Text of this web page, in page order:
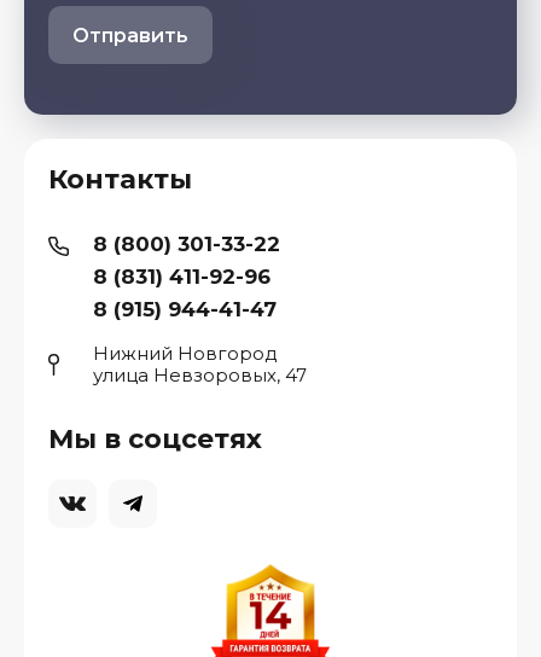
Контакты
8 (800) 301-33-22
8 (831) 411-92-96
8 (915) 944-41-47
Нижний Новгород
улица Невзоровых, 47
Мы в соцсетях
Отправить